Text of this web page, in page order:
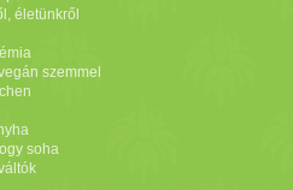
életünkről
szemmel
soha